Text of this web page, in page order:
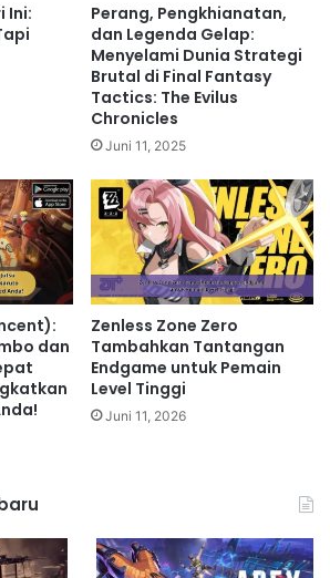
Ini:
Perang, Pengkhianatan,
dan Legenda Gelap:
Menyelami Dunia Strategi
Brutal di Final Fantasy
Tactics: The Evilus
Chronicles
Juni 11, 2025
dan
Zenless Zone Zero
Tambahkan Tantangan
Endgame untuk Pemain
Level Tinggi
Juni 11, 2026